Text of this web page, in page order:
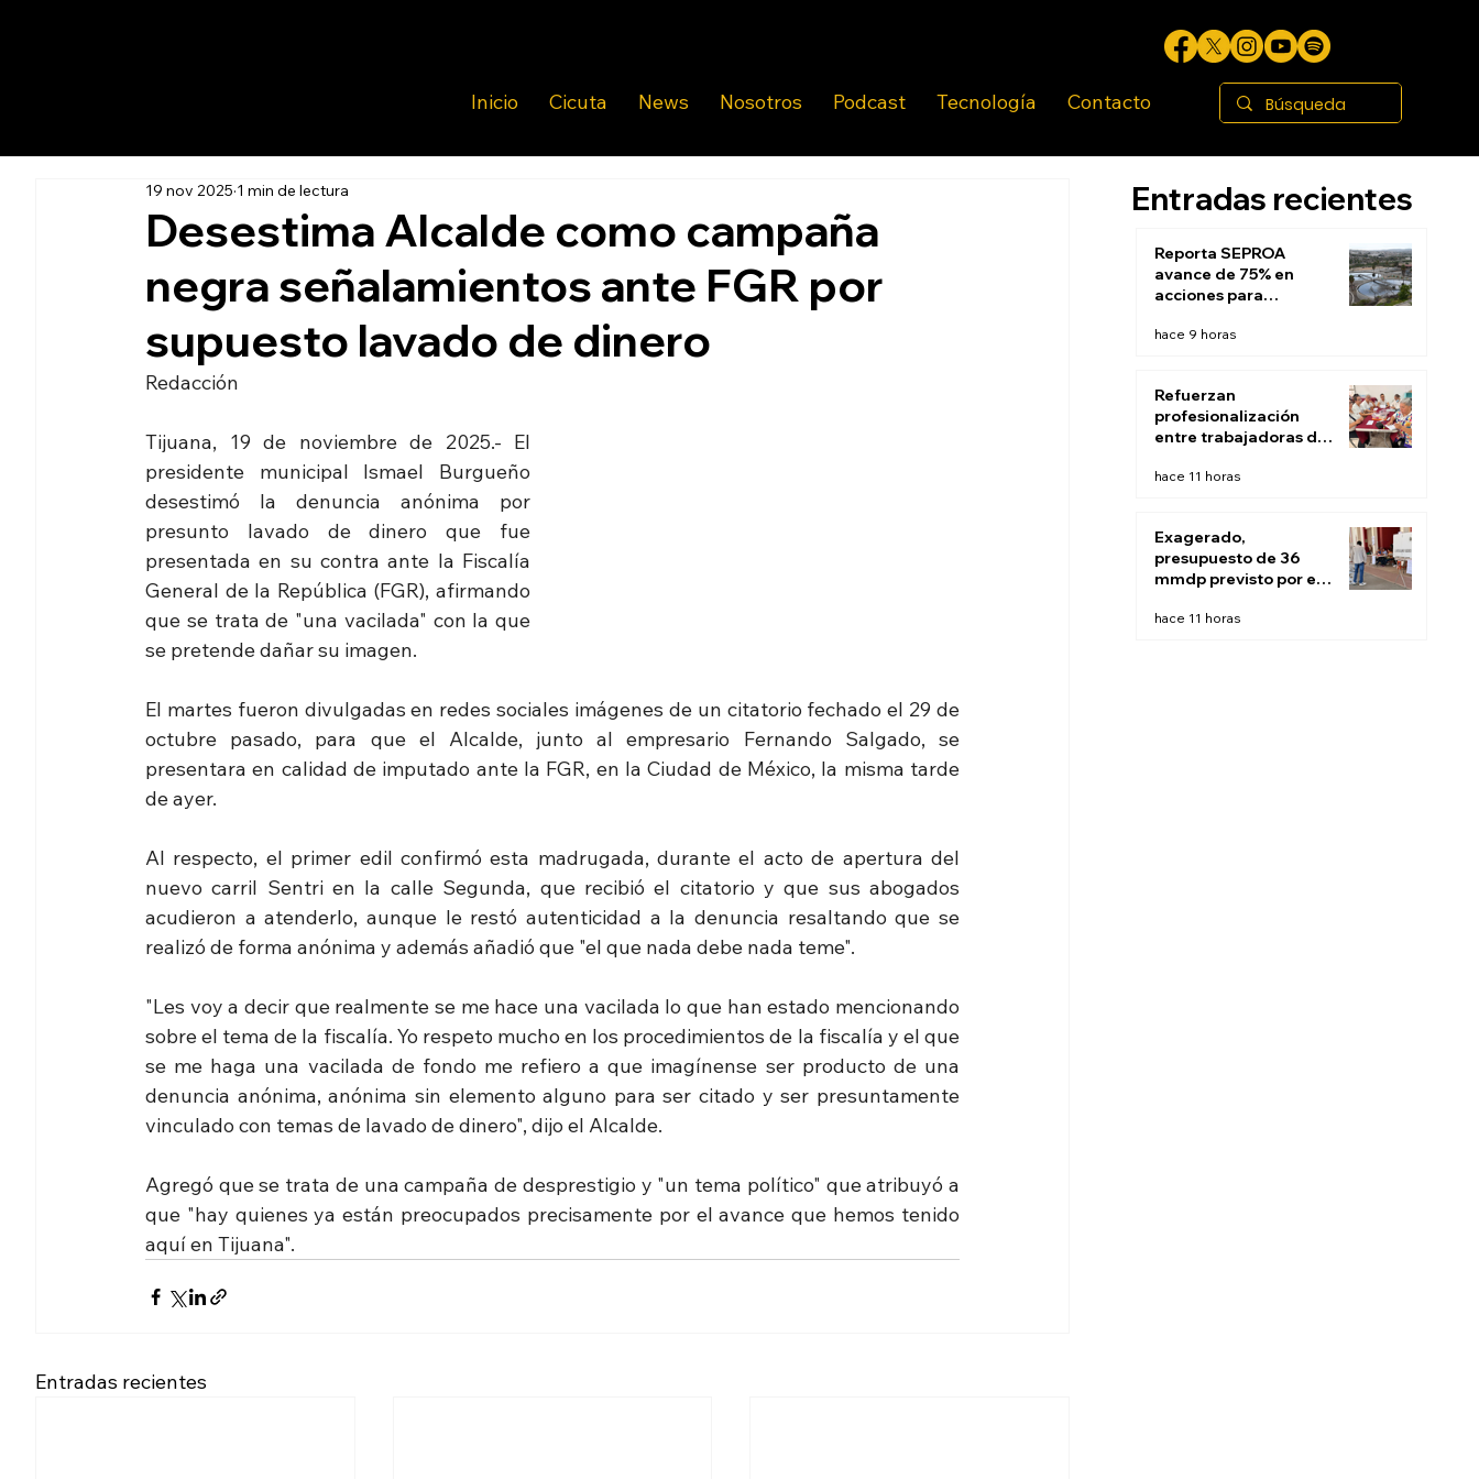
Inicio Cicuta News Nosotros Podcast Tecnología Contacto
Desestima Alcalde como campaña
negra señalamientos ante FGR por
supuesto lavado de dinero
19 nov 2025 1 min de lectura
Redacción
Tijuana, 19 de noviembre de 2025.- El
presidente municipal Ismael Burgueño
desestimó la denuncia anónima por
presunto lavado de dinero que fue
presentada en su contra ante la Fiscalía
General de la República (FGR), afirmando
que se trata de "una vacilada" con la que
se pretende dañar su imagen.
El martes fueron divulgadas en redes sociales imágenes de un citatorio fechado el 29 de
octubre pasado, para que el Alcalde, junto al empresario Fernando Salgado, se
presentara en calidad de imputado ante la FGR, en la Ciudad de México, la misma tarde
de ayer.
Al respecto, el primer edil confirmó esta madrugada, durante el acto de apertura del
nuevo carril Sentri en la calle Segunda, que recibió el citatorio y que sus abogados
acudieron a atenderlo, aunque le restó autenticidad a la denuncia resaltando que se
realizó de forma anónima y además añadió que "el que nada debe nada teme".
"Les voy a decir que realmente se me hace una vacilada lo que han estado mencionando
sobre el tema de la fiscalía. Yo respeto mucho en los procedimientos de la fiscalía y el que
se me haga una vacilada de fondo me refiero a que imagínense ser producto de una
denuncia anónima, anónima sin elemento alguno para ser citado y ser presuntamente
vinculado con temas de lavado de dinero", dijo el Alcalde.
Agregó que se trata de una campaña de desprestigio y "un tema político" que atribuyó a
que "hay quienes ya están preocupados precisamente por el avance que hemos tenido
aquí en Tijuana".
Entradas recientes
Entradas recientes
Reporta SEPROA
avance de 75% en
acciones para
aguas residuales de
hace 9 horas
Refuerzan
profesionalización
entre trabajadoras de
del DIF Tijuana
hace 11 horas
Exagerado,
presupuesto de 36
mmdp previsto por el
Sheinbaum
hace 11 horas